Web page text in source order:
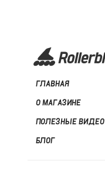
ГЛАВНАЯ
О МАГАЗИНЕ
ПОЛЕЗНЫЕ ВИДЕО
БЛОГ